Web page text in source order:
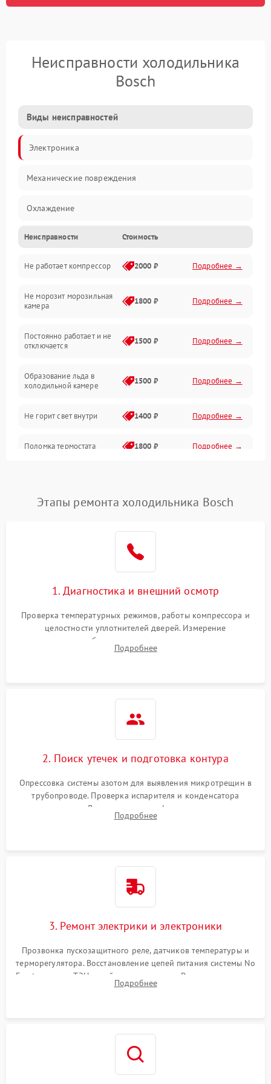
Неисправности холодильника
Bosch
Виды неисправностей
Электроника
Механические повреждения
Охлаждение
Механика
Электропитание
Дренаж
Неисправности Стоимость
Не работает компрессор 2000 ₽ Подробнее →
Не морозит морозильная
камера
1800 ₽ Подробнее →
Постоянно работает и не
отключается
1500 ₽ Подробнее →
Образование льда в
холодильной камере
1500 ₽ Подробнее →
Не горит свет внутри 1400 ₽ Подробнее →
Поломка термостата 1800 ₽ Подробнее →
Поломка системы No Frost 2600 ₽ Подробнее →
работе
2000 ₽ Подробнее →
1000 ₽
1800 ₽
Этапы ремонта холодильника Bosch
1. Диагностика и внешний осмотр
Проверка температурных режимов, работы компрессора и
целостности уплотнителей дверей. Измерение
сопротивления обмоток мотора, проверка термостата и
считывание кодов ошибок с электронного дисплея.
Подробнее
2. Поиск утечек и подготовка контура
Опрессовка системы азотом для выявления микротрещин в
трубопроводе. Проверка испарителя и конденсатора
течеискателем. Демонтаж старого фильтра-осушителя и
продувка капиллярной трубки для устранения засоров.
Подробнее
3. Ремонт электрики и электроники
Прозвонка пускозащитного реле, датчиков температуры и
терморегулятора. Восстановление цепей питания системы No
Frost, включая ТЭН оттайки и вентилятор. Ремонт или замена
платы управления при сбоях алгоритмов.
Подробнее